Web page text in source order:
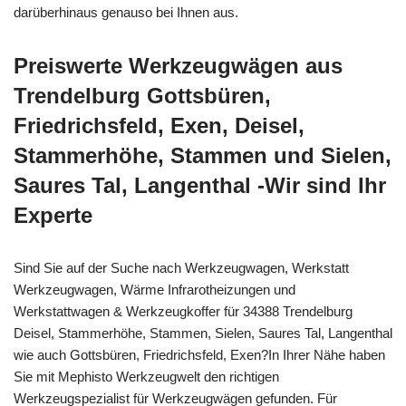
darüberhinaus genauso bei Ihnen aus.
Preiswerte Werkzeugwägen aus
Trendelburg Gottsbüren,
Friedrichsfeld, Exen, Deisel,
Stammerhöhe, Stammen und Sielen,
Saures Tal, Langenthal -Wir sind Ihr
Experte
Sind Sie auf der Suche nach Werkzeugwagen, Werkstatt
Werkzeugwagen, Wärme Infrarotheizungen und
Werkstattwagen & Werkzeugkoffer für 34388 Trendelburg
Deisel, Stammerhöhe, Stammen, Sielen, Saures Tal, Langenthal
wie auch Gottsbüren, Friedrichsfeld, Exen?In Ihrer Nähe haben
Sie mit Mephisto Werkzeugwelt den richtigen
Werkzeugspezialist für Werkzeugwägen gefunden. Für